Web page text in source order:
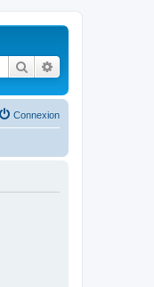
Rechercher
Connexion